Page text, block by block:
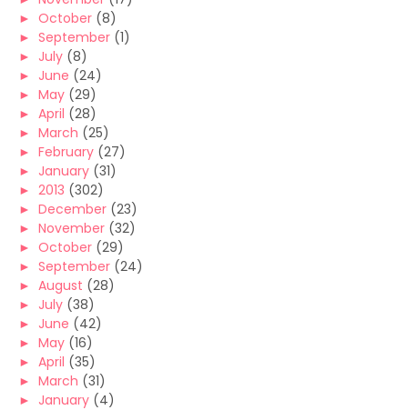
► October (8)
► September (1)
► July (8)
► June (24)
► May (29)
► April (28)
► March (25)
► February (27)
► January (31)
► 2013 (302)
► December (23)
► November (32)
► October (29)
► September (24)
► August (28)
► July (38)
► June (42)
► May (16)
► April (35)
► March (31)
► January (4)